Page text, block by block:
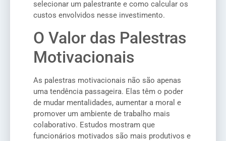
selecionar um palestrante e como calcular os
custos envolvidos nesse investimento.
O Valor das Palestras
Motivacionais
As palestras motivacionais não são apenas
uma tendência passageira. Elas têm o poder
de mudar mentalidades, aumentar a moral e
promover um ambiente de trabalho mais
colaborativo. Estudos mostram que
funcionários motivados são mais produtivos e